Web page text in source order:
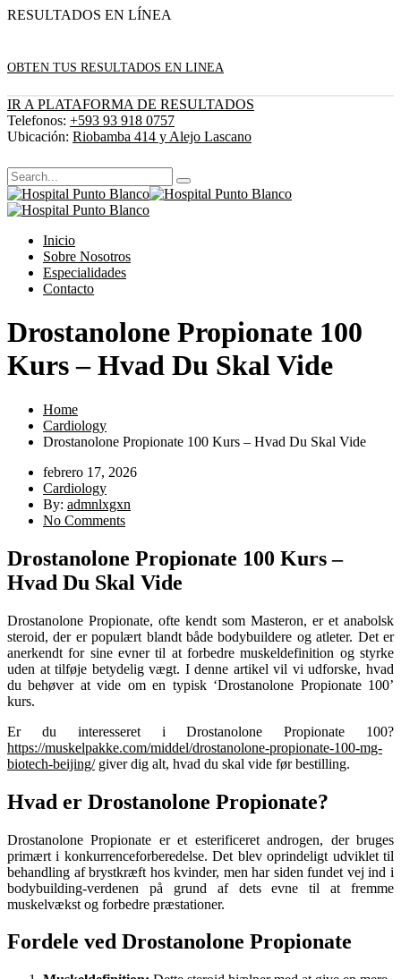
RESULTADOS EN LÍNEA
OBTEN TUS RESULTADOS EN LINEA
IR A PLATAFORMA DE RESULTADOS
Telefonos: +593 93 918 0757
Ubicación: Riobamba 414 y Alejo Lascano
Inicio
Sobre Nosotros
Especialidades
Contacto
Drostanolone Propionate 100
Kurs – Hvad Du Skal Vide
Home
Cardiology
Drostanolone Propionate 100 Kurs – Hvad Du Skal Vide
febrero 17, 2026
Cardiology
By: admnlxgxn
No Comments
Drostanolone Propionate 100 Kurs –
Hvad Du Skal Vide
Drostanolone Propionate, ofte kendt som Masteron, er et anabolsk
steroid, der er populært blandt både bodybuildere og atleter. Det er
anerkendt for sine evner til at forbedre muskeldefinition og styrke
uden at tilføje betydelig vægt. I denne artikel vil vi udforske, hvad
du behøver at vide om en typisk ‘Drostanolone Propionate 100’
kurs.
Er du interesseret i Drostanolone Propionate 100?
https://muskelpakke.com/middel/drostanolone-propionate-100-mg-
biotech-beijing/giver dig alt, hvad du skal vide før bestilling.
Hvad er Drostanolone Propionate?
Drostanolone Propionate er et esterificeret androgen, der bruges
primært i konkurrenceforberedelse. Det blev oprindeligt udviklet til
behandling af brystkræft hos kvinder, men har siden fundet vej ind i
bodybuilding-verdenen på grund af dets evne til at fremme
muskelvækst og forbedre præstationer.
Fordele ved Drostanolone Propionate